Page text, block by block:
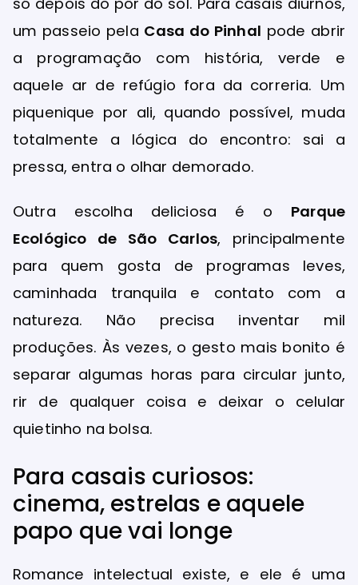
um passeio pela Casa do Pinhal pode abrir
a programação com história, verde e
aquele ar de refúgio fora da correria. Um
piquenique por ali, quando possível, muda
totalmente a lógica do encontro: sai a
pressa, entra o olhar demorado.
Outra escolha deliciosa é o Parque
Ecológico de São Carlos, principalmente
para quem gosta de programas leves,
caminhada tranquila e contato com a
natureza. Não precisa inventar mil
produções. Às vezes, o gesto mais bonito é
separar algumas horas para circular junto,
rir de qualquer coisa e deixar o celular
quietinho na bolsa.
Para casais curiosos:
cinema, estrelas e aquele
papo que vai longe
Romance intelectual existe, e ele é uma